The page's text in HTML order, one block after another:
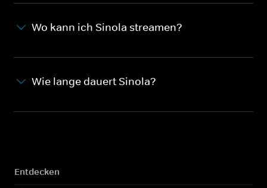
Wo kann ich Sinola streamen?
Wie lange dauert Sinola?
Entdecken